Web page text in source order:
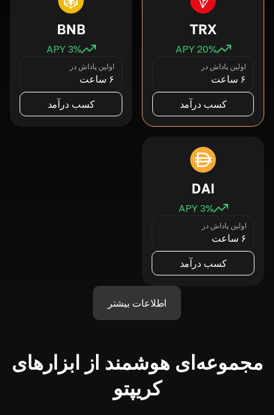
TRX
20% APY
اولین پاداش در
۶ ساعت
کسب درآمد
BNB
3% APY
اولین پاداش در
۶ ساعت
کسب درآمد
DAI
3% APY
اولین پاداش در
۶ ساعت
کسب درآمد
اطلاعات بیشتر
مجموعه‌ای هوشمند از ابزارهای
کریپتو